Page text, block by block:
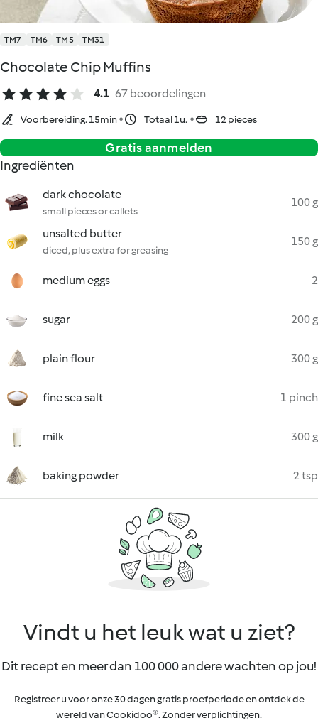
TM7 TM6 TM5 TM31
Chocolate Chip Muffins
4.1 67 beoordelingen
Voorbereiding. 15min Totaal 1u. 12 pieces
Gratis aanmelden
Ingrediënten
dark chocolate
small pieces or callets
100 g
unsalted butter
diced, plus extra for greasing
150 g
medium eggs 2
sugar 200 g
plain flour 300 g
fine sea salt 1 pinch
milk 300 g
baking powder 2 tsp
Vindt u het leuk wat u ziet?
Dit recept en meer dan 100 000 andere wachten op jou!
Registreer u voor onze 30 dagen gratis proefperiode en ontdek de
wereld van Cookidoo®. Zonder verplichtingen.